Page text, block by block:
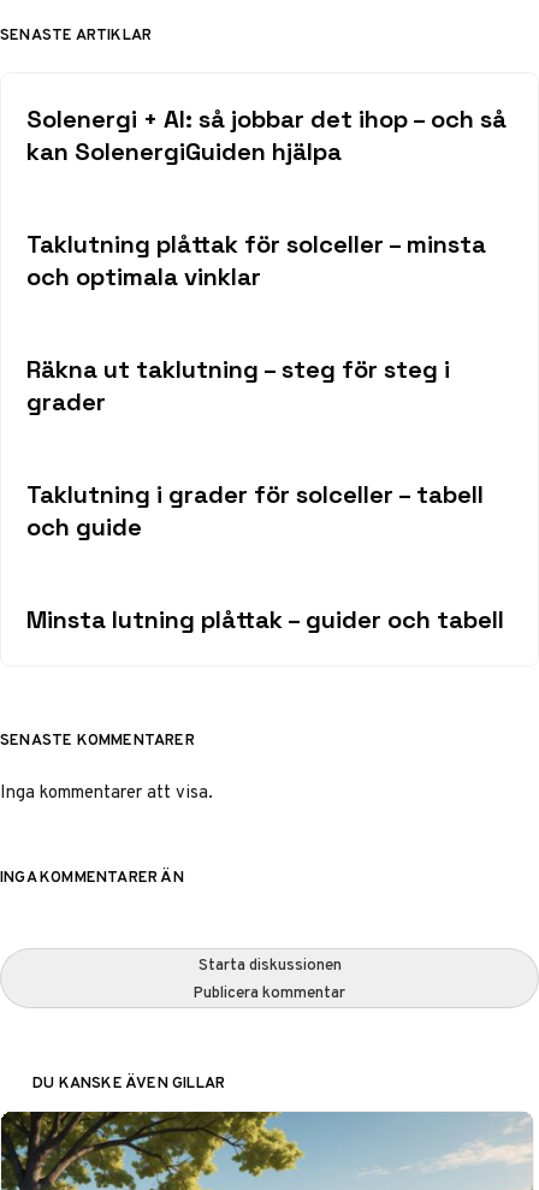
SENASTE ARTIKLAR
Solenergi + AI: så jobbar det ihop – och så
kan SolenergiGuiden hjälpa
Taklutning plåttak för solceller – minsta
och optimala vinklar
Räkna ut taklutning – steg för steg i
grader
Taklutning i grader för solceller – tabell
och guide
Minsta lutning plåttak – guider och tabell
SENASTE KOMMENTARER
Inga kommentarer att visa.
INGA KOMMENTARER ÄN
Starta diskussionen
Publicera kommentar
DU KANSKE ÄVEN GILLAR